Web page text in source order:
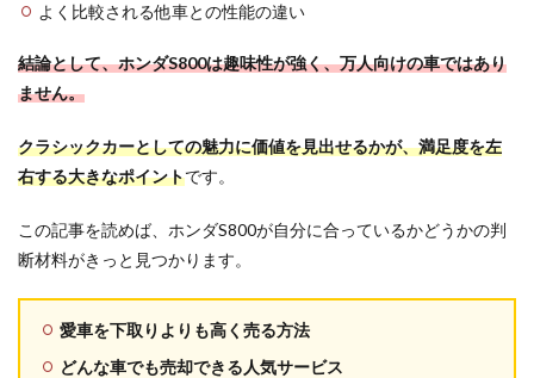
よく比較される他車との性能の違い
結論として、ホンダS800は趣味性が強く、万人向けの車ではあり
ません。
クラシックカーとしての魅力に価値を見出せるかが、満足度を左
右する大きなポイントです。
この記事を読めば、ホンダS800が自分に合っているかどうかの判
断材料がきっと見つかります。
愛車を下取りよりも高く売る方法
どんな車でも売却できる人気サービス